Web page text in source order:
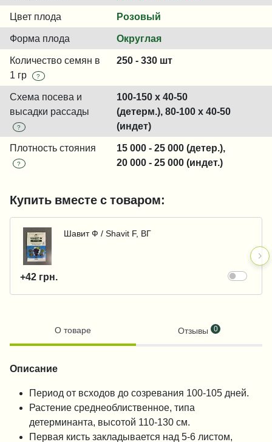
Цвет плода Розовый
Форма плода Округлая
Количество семян в
1 гр
?
250 - 330 шт
Схема посева и
высадки рассады
?
100-150 x 40-50
(детерм.), 80-100 x 40-50
(индет)
Плотность стояния
?
15 000 - 25 000 (детер.),
20 000 - 25 000 (индет.)
Купить вместе с товаром:
Шавит Ф / Shavit F, ВГ
+42 грн.
О товаре Отзывы 0
Описание
Период от всходов до созревания 100-105 дней.
Растение среднеоблиственное, типа
детерминанта, высотой 110-130 см.
Первая кисть закладывается над 5-6 листом,